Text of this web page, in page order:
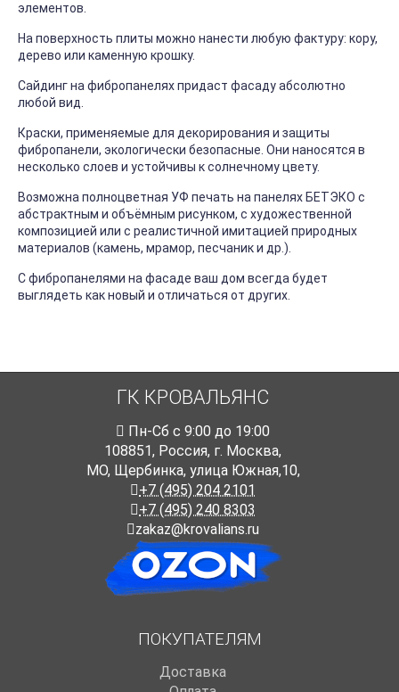
элементов.
На поверхность плиты можно нанести любую фактуру: кору,
дерево или каменную крошку.
Сайдинг на фибропанелях придаст фасаду абсолютно
любой вид.
Краски, применяемые для декорирования и защиты
фибропанели, экологически безопасные. Они наносятся в
несколько слоев и устойчивы к солнечному цвету.
Возможна полноцветная УФ печать на панелях БЕТЭКО с
абстрактным и объёмным рисунком, с художественной
композицией или с реалистичной имитацией природных
материалов (камень, мрамор, песчаник и др.).
С фибропанелями на фасаде ваш дом всегда будет
выглядеть как новый и отличаться от других.
ГК КРОВАЛЬЯНС
Пн-Cб с 9:00 до 19:00
108851, Россия, г. Москва,
МО, Щербинка, улица Южная,10,
+7 (495) 204 2101
+7 (495) 240 8303
zakaz@krovalians.ru
ПОКУПАТЕЛЯМ
Доставка